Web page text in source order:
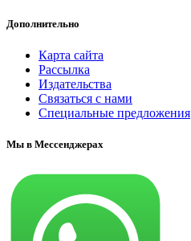
Дополнительно
Карта сайта
Рассылка
Издательства
Связаться с нами
Специальные предложения
Мы в Мессенджерах